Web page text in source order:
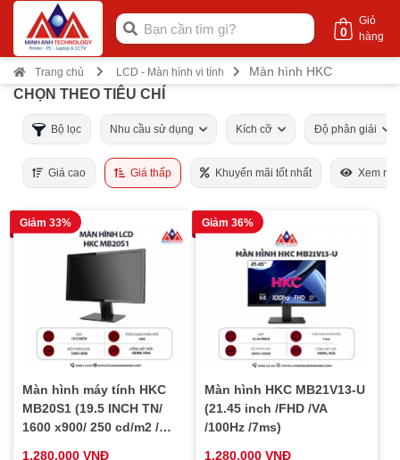
Giỏ
hàng
0
Trang chủ LCD - Màn hình vi tính Màn hình HKC
CHỌN THEO TIÊU CHÍ
Bộ lọc Nhu cầu sử dụng Kích cỡ Độ phân giải
Giá cao Giá thấp Khuyến mãi tốt nhất Xem
Giảm 33%
Màn hình máy tính HKC
MB20S1 (19.5 INCH TN/
1600 x900/ 250 cd/m2 /
1,280,000 VNĐ
Giảm 36%
Màn hình HKC MB21V13-U
(21.45 inch /FHD /VA
/100Hz /7ms)
1,280,000 VNĐ